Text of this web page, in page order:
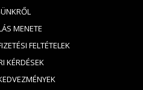
MENETE
FELTÉTELEK
KÉRDÉSEK